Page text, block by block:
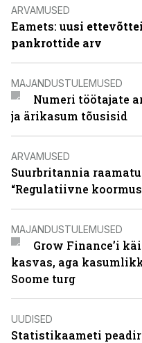
ARVAMUSED
Eamets: uusi
pankrottide arv
MAJANDUSTULEMUSED
Numeri töötajate
ja ärikasum tõusisid
ARVAMUSED
Suurbritannia
“Regulatiivne
MAJANDUSTULEMUSED
Grow Finance’i
kasvas, aga
Soome turg
UUDISED
Statistikaameti